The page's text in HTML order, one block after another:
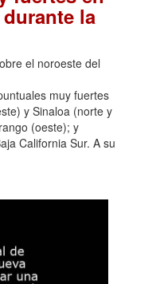
la
el noroeste del
muy fuertes
y Sinaloa (norte y
(oeste); y
California Sur. A su